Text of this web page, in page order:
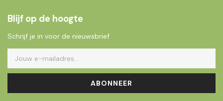
Blijf op de hoogte
Schrijf je in voor de nieuwsbrief
ABONNEER